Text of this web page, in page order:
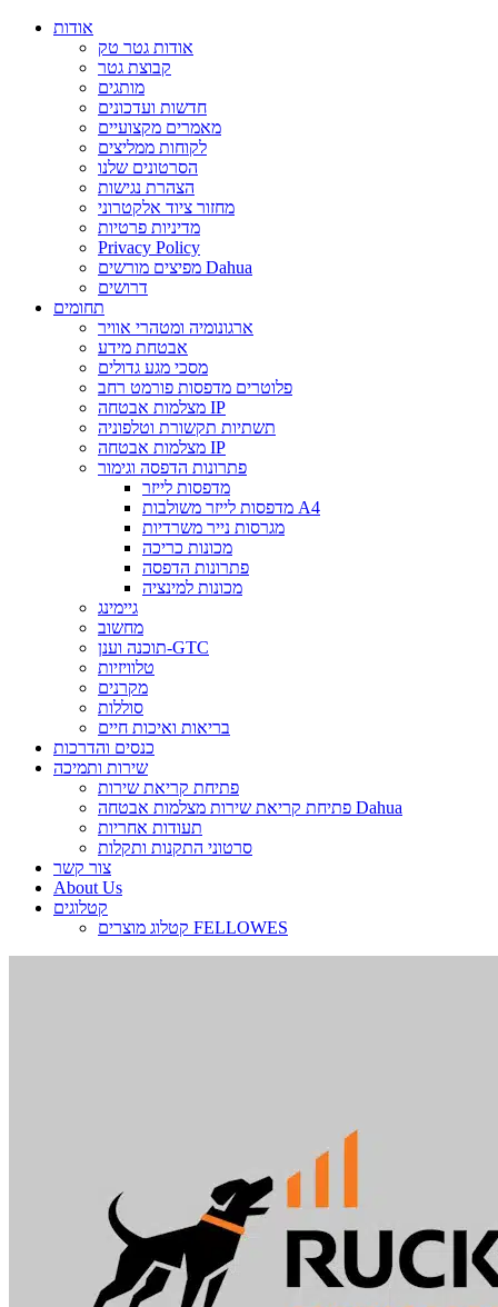
אודות
אודות גטר טק
קבוצת גטר
מותגים
חדשות ועדכונים
מאמרים מקצועיים
לקוחות ממליצים
הסרטונים שלנו
הצהרת נגישות
מחזור ציוד אלקטרוני
מדיניות פרטיות
Privacy Policy
מפיצים מורשים Dahua
דרושים
תחומים
ארגונומיה ומטהרי אוויר
אבטחת מידע
מסכי מגע גדולים
פלוטרים מדפסות פורמט רחב
מצלמות אבטחה IP
תשתיות תקשורת וטלפוניה
מצלמות אבטחה IP
פתרונות הדפסה וגימור
מדפסות לייזר
מדפסות לייזר משולבות A4
מגרסות נייר משרדיות
מכונות כריכה
פתרונות הדפסה
מכונות למינציה
גיימינג
מחשוב
תוכנה וענן-GTC
טלוויזיות
מקרנים
סוללות
בריאות ואיכות חיים
כנסים והדרכות
שירות ותמיכה
פתיחת קריאת שירות
פתיחת קריאת שירות מצלמות אבטחה Dahua
תעודות אחריות
סרטוני התקנות ותקלות
צור קשר
About Us
קטלוגים
קטלוג מוצרים FELLOWES